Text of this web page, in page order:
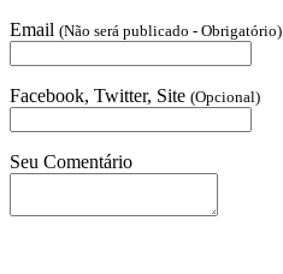
Email (Não será publicado - Obrigatório)
Facebook, Twitter, Site (Opcional)
Seu Comentário